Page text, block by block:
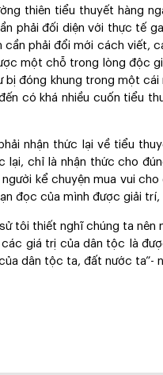
thiên tiểu thuyết hàng
phải đối diện với thực tế
cần phải đổi mới cách viết,
một chỗ trong lòng độc
bị đóng khung trong một
có khá nhiều cuốn tiểu
nhận thức lại về tiểu
lại, chỉ là nhận thức cho
kể chuyện mua vui
đọc của mình được giải
tôi thiết nghĩ chúng ta nên
giá trị của dân tộc là
dân tộc ta, đất nước ta”-